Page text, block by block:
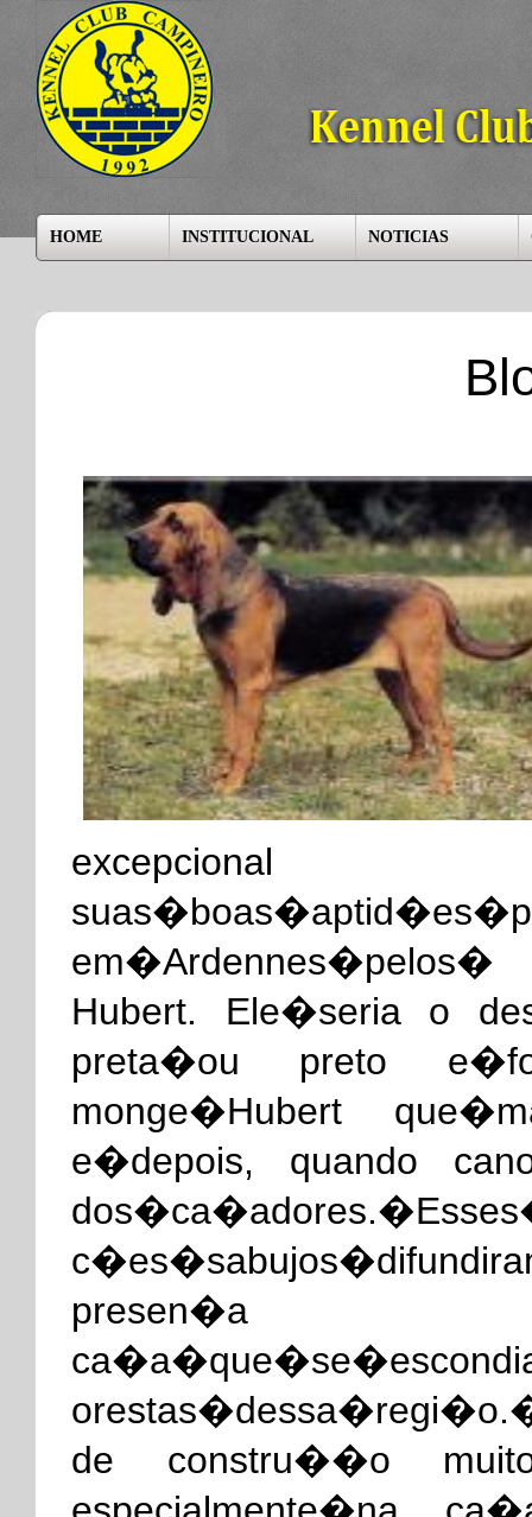
HOME INSTITUCIONAL NOTICIAS
Hubert. Ele�seria o
preta�ou preto
monge�Hubert
e�depois, quando
presen�a
de constru��o